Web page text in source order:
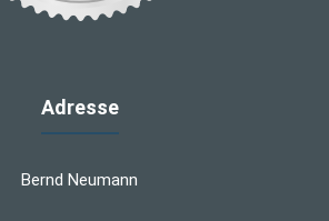
Adresse
Bernd Neumann